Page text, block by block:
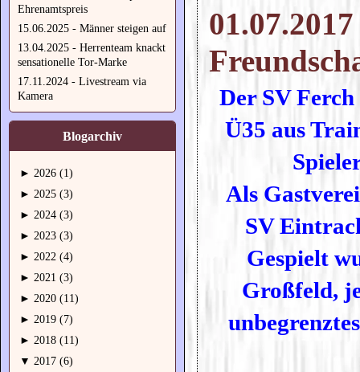
Ehrenamtspreis
15.06.2025 - Männer steigen auf
13.04.2025 - Herrenteam knackt
sensationelle Tor-Marke
17.11.2024 - Livestream via
Kamera
Blogarchiv
► 2026 (1)
► 2025 (3)
► 2024 (3)
► 2023 (3)
► 2022 (4)
► 2021 (3)
► 2020 (11)
► 2019 (7)
► 2018 (11)
▼ 2017 (6)
Der SV
Ü35 aus
Als
SV
Gespielt
Großfeld,